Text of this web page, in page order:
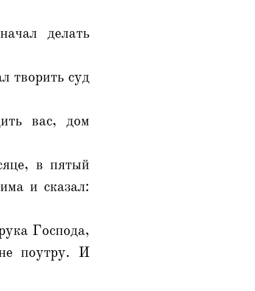
делать
творить суд
вас, дом
в пятый
и сказал:
Господа,
поутру. И